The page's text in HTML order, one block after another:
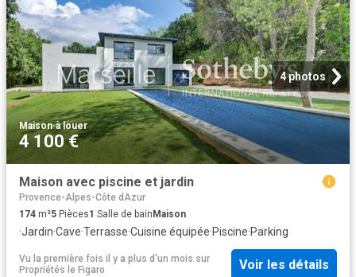
4 photos
Maison·à louer
4 100 €
Maison avec piscine et jardin
Provence-Alpes-Côte dAzur
174 m²5 Pièces1 Salle de bain Maison
·Jardin·Cave·Terrasse·Cuisine équipée·Piscine·Parking
Vu la première fois il y a plus d'un mois sur
Propriétés le Figaro
Voir les détails